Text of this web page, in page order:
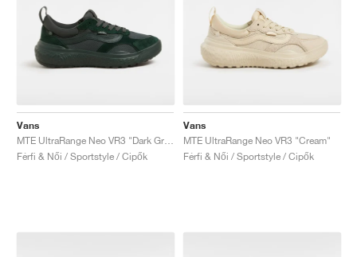
Vans
Férfi & Női / Sportstyle / Cipők
Vans
MTE UltraRange Neo VR3 "Cream"
Férfi & Női / Sportstyle / Cipők